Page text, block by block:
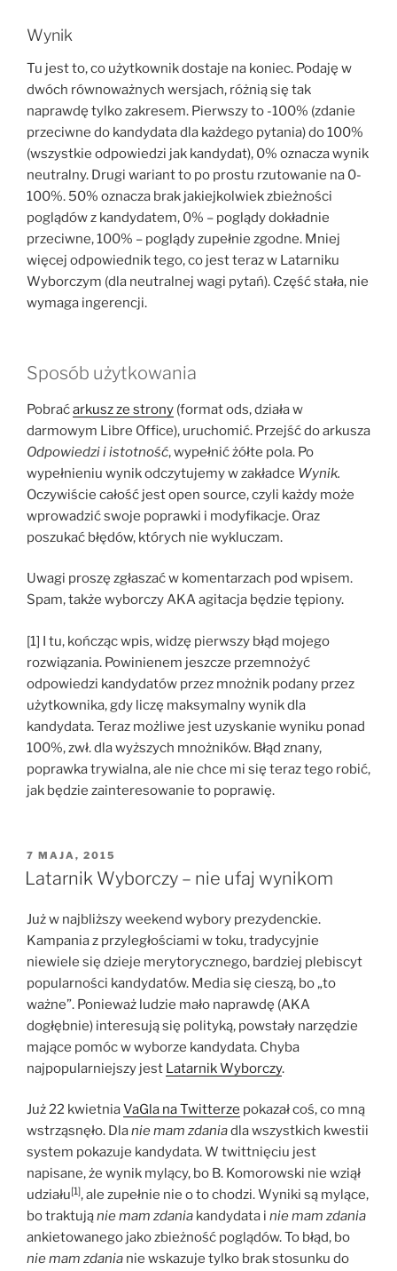
Wynik
Tu jest to, co użytkownik dostaje na koniec. Podaję w
dwóch równoważnych wersjach, różnią się tak
naprawdę tylko zakresem. Pierwszy to -100% (zdanie
przeciwne do kandydata dla każdego pytania) do 100%
(wszystkie odpowiedzi jak kandydat), 0% oznacza wynik
neutralny. Drugi wariant to po prostu rzutowanie na 0-
100%. 50% oznacza brak jakiejkolwiek zbieżności
poglądów z kandydatem, 0% – poglądy dokładnie
przeciwne, 100% – poglądy zupełnie zgodne. Mniej
więcej odpowiednik tego, co jest teraz w Latarniku
Wyborczym (dla neutralnej wagi pytań). Część stała, nie
wymaga ingerencji.
Sposób użytkowania
Pobraćarkusz ze strony (format ods, działa w
darmowym Libre Office), uruchomić. Przejść do arkusza
Odpowiedzi i istotność, wypełnić żółte pola. Po
wypełnieniu wynik odczytujemy w zakładce Wynik.
Oczywiście całość jest open source, czyli każdy może
wprowadzić swoje poprawki i modyfikacje. Oraz
poszukać błędów, których nie wykluczam.
Uwagi proszę zgłaszać w komentarzach pod wpisem.
Spam, także wyborczy AKA agitacja będzie tępiony.
[1] I tu, kończąc wpis, widzę pierwszy błąd mojego
rozwiązania. Powinienem jeszcze przemnożyć
odpowiedzi kandydatów przez mnożnik podany przez
użytkownika, gdy liczę maksymalny wynik dla
kandydata. Teraz możliwe jest uzyskanie wyniku ponad
100%, zwł. dla wyższych mnożników. Błąd znany,
poprawka trywialna, ale nie chce mi się teraz tego robić,
jak będzie zainteresowanie to poprawię.
OPUBLIKOWANE
W
7 MAJA, 2015
Latarnik Wyborczy – nie ufaj wynikom
Już w najbliższy weekend wybory prezydenckie.
Kampania z przyległościami w toku, tradycyjnie
niewiele się dzieje merytorycznego, bardziej plebiscyt
popularności kandydatów. Media się cieszą, bo „to
ważne”. Ponieważ ludzie mało naprawdę (AKA
dogłębnie) interesują się polityką, powstały narzędzie
mające pomóc w wyborze kandydata. Chyba
najpopularniejszy jest Latarnik Wyborczy.
Już 22 kwietniaVaGla na Twitterze pokazał coś, co mną
wstrząsnęło. Dlanie mam zdaniadla wszystkich kwestii
system pokazuje kandydata. W twittnięciu jest
napisane, że wynik mylący, bo B. Komorowski nie wziął
udziału[1], ale zupełnie nie o to chodzi. Wyniki są mylące,
bo traktująnie mam zdania kandydata i nie mam zdania
ankietowanego jako zbieżność poglądów. To błąd, bo
nie mam zdania nie wskazuje tylko brak stosunku do